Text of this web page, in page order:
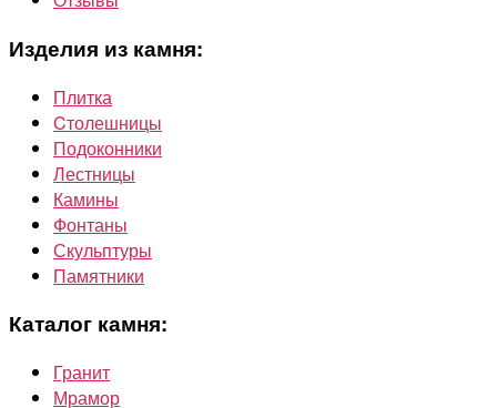
Изделия из камня:
Плитка
Cтолешницы
Подоконники
Лестницы
Камины
Фонтаны
Скульптуры
Памятники
Каталог камня:
Гранит
Мрамор